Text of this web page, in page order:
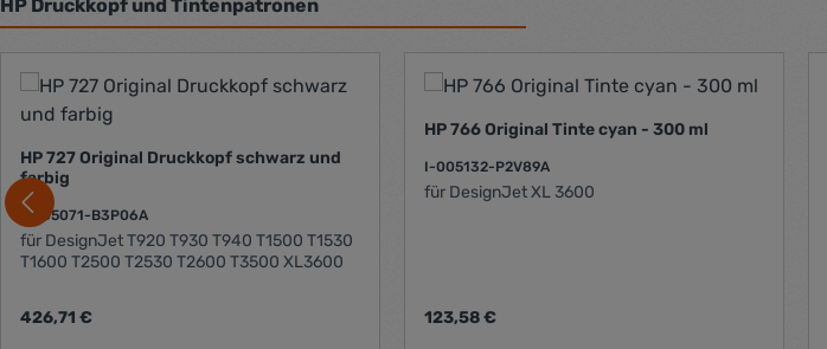
HP Druckkopf und Tintenpatronen
HP 727 Original Druckkopf schwarz und
farbig
I-005071-B3P06A
für DesignJet T920 T930 T940 T1500 T1530
T1600 T2500 T2530 T2600 T3500 XL3600
Regulärer Preis:
426,71 €
HP 766 Original Tinte cyan - 300 ml
I-005132-P2V89A
für DesignJet XL 3600
Regulärer Preis:
123,58 €